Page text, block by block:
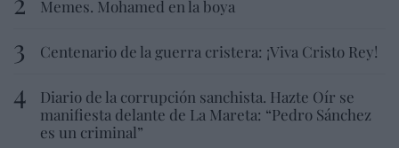
Memes. Mohamed en la boya
Centenario de la guerra cristera: ¡Viva Cristo Rey!
Diario de la corrupción sanchista. Hazte Oír se
manifiesta delante de La Mareta: “Pedro Sánchez
es un criminal”